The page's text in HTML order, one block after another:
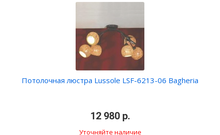
Потолочная люстра Lussole LSF-6213-06 Bagheria
12 980 р.
Уточняйте наличие